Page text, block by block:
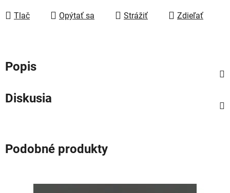
Tlač Opýtať sa Strážiť Zdieľať
Popis
Diskusia
Podobné produkty